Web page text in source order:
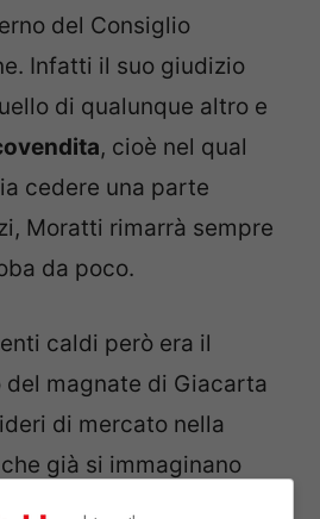
del Consiglio
Infatti il suo giudizio
di qualunque altro e
, cioè nel qual
cedere una parte
Moratti rimarrà sempre
da poco.
caldi però era il
del magnate di Giacarta
di mercato nella
già si immaginano
che all’uscita del